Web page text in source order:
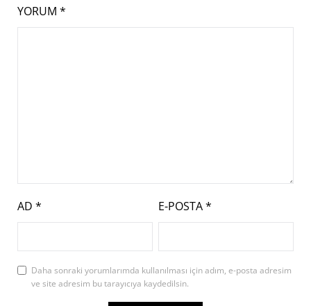
YORUM *
AD * E-POSTA*
Daha sonraki yorumlarımda kullanılması için adım, e-posta adresim
ve site adresim bu tarayıcıya kaydedilsin.